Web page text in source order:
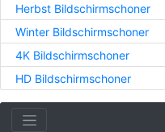
Herbst Bildschirmschoner
Winter Bildschirmschoner
4K Bildschirmschoner
HD Bildschirmschoner